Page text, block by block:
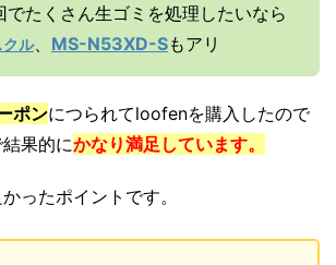
でたくさん生ゴミを処理したいなら
ル、 MS-N53XD-Sもアリ
ポンにつられてloofenを購入したので
果的にかなり満足しています。
ったポイントです。